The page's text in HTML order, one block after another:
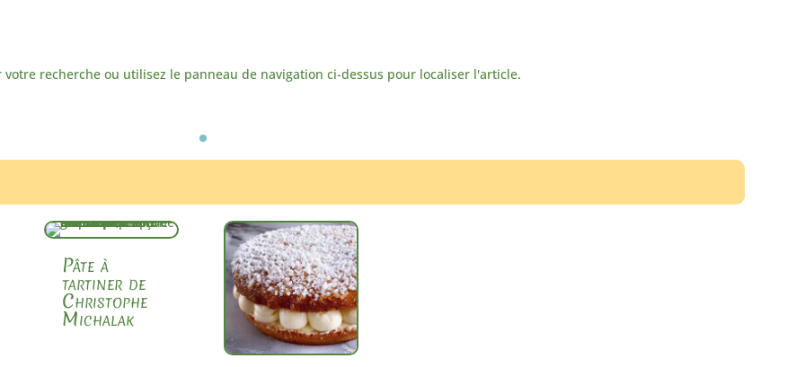
recherche ou utilisez le panneau de navigation ci-dessus pour localiser l'article.
Pâte à
tartiner de
Christophe
Michalak